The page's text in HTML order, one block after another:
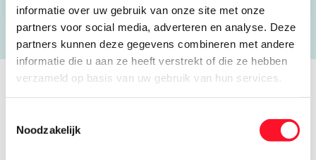
informatie over uw gebruik van onze site met onze
partners voor social media, adverteren en analyse. Deze
partners kunnen deze gegevens combineren met andere
informatie die u aan ze heeft verstrekt of die ze hebben
verzameld op basis van uw gebruik van hun services.
Noodzakelijk
Verhalen van koele kikkers